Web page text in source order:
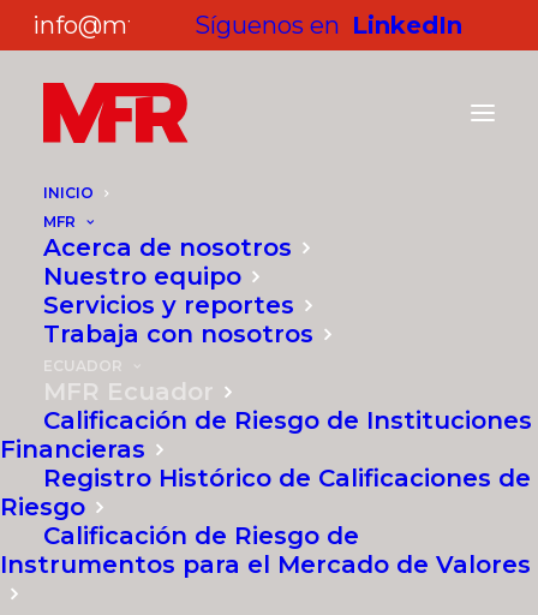
info@mf-rating.com
Síguenos en LinkedIn
INICIO
MFR
Acerca de nosotros
Nuestro equipo
Servicios y reportes
Trabaja con nosotros
ECUADOR
MFR Ecuador
Calificación de Riesgo de Instituciones
Financieras
Registro Histórico de Calificaciones de
Riesgo
Calificación de Riesgo de
Instrumentos para el Mercado de Valores
MFR en Ecuador